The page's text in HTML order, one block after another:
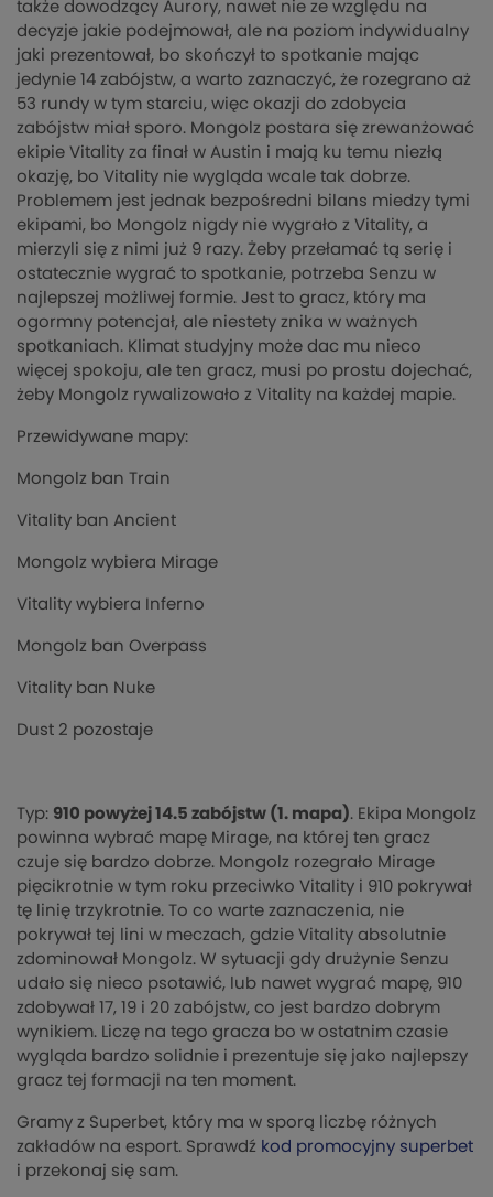
także dowodzący Aurory, nawet nie ze względu na
decyzje jakie podejmował, ale na poziom indywidualny
jaki prezentował, bo skończył to spotkanie mając
jedynie 14 zabójstw, a warto zaznaczyć, że rozegrano aż
53 rundy w tym starciu, więc okazji do zdobycia
zabójstw miał sporo. Mongolz postara się zrewanżować
ekipie Vitality za finał w Austin i mają ku temu niezłą
okazję, bo Vitality nie wygląda wcale tak dobrze.
Problemem jest jednak bezpośredni bilans miedzy tymi
ekipami, bo Mongolz nigdy nie wygrało z Vitality, a
mierzyli się z nimi już 9 razy. Żeby przełamać tą serię i
ostatecznie wygrać to spotkanie, potrzeba Senzu w
najlepszej możliwej formie. Jest to gracz, który ma
ogormny potencjał, ale niestety znika w ważnych
spotkaniach. Klimat studyjny może dac mu nieco
więcej spokoju, ale ten gracz, musi po prostu dojechać,
żeby Mongolz rywalizowało z Vitality na każdej mapie.
Przewidywane mapy:
Mongolz ban Train
Vitality ban Ancient
Mongolz wybiera Mirage
Vitality wybiera Inferno
Mongolz ban Overpass
Vitality ban Nuke
Dust 2 pozostaje
Typ: 910 powyżej 14.5 zabójstw (1. mapa). Ekipa Mongolz
powinna wybrać mapę Mirage, na której ten gracz
czuje się bardzo dobrze. Mongolz rozegrało Mirage
pięcikrotnie w tym roku przeciwko Vitality i 910 pokrywał
tę linię trzykrotnie. To co warte zaznaczenia, nie
pokrywał tej lini w meczach, gdzie Vitality absolutnie
zdominował Mongolz. W sytuacji gdy drużynie Senzu
udało się nieco psotawić, lub nawet wygrać mapę, 910
zdobywał 17, 19 i 20 zabójstw, co jest bardzo dobrym
wynikiem. Liczę na tego gracza bo w ostatnim czasie
wygląda bardzo solidnie i prezentuje się jako najlepszy
gracz tej formacji na ten moment.
Gramy z Superbet, który ma w sporą liczbę różnych
zakładów na esport. Sprawdź kod promocyjny superbet
i przekonaj się sam.